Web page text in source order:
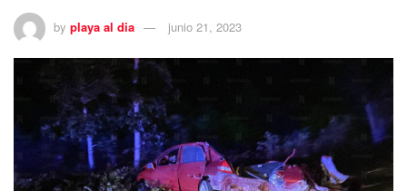
by playa al dia junio 21, 2023